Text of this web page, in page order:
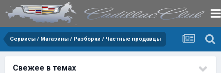
Сервисы / Магазины / Разборки / Частные продавцы
Свежее в темах